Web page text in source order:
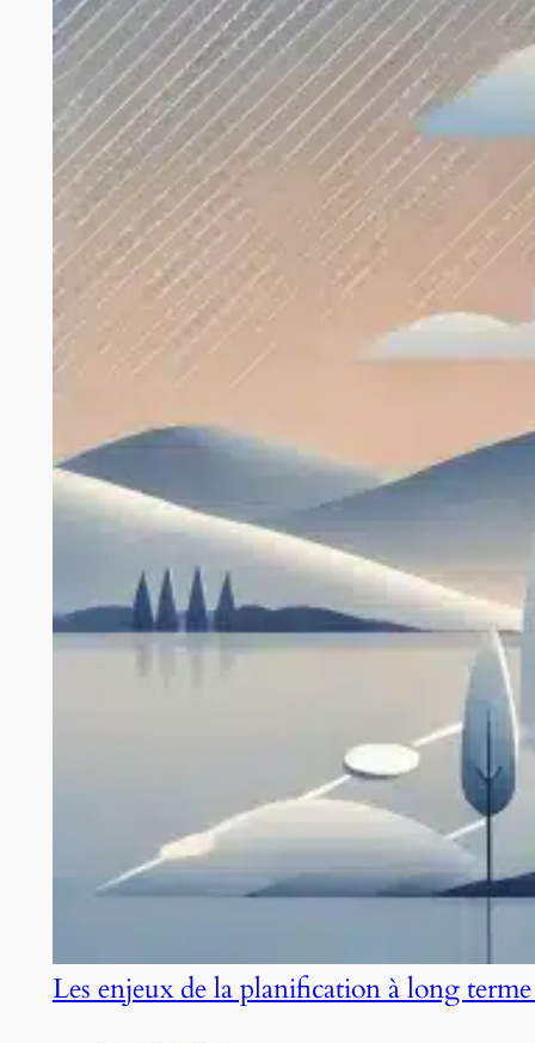
Les enjeux de la planification à long